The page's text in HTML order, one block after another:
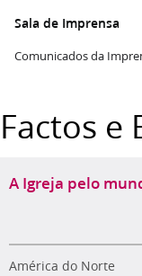
Sala de Imprensa
Comunicados da
Factos e
A Igreja pelo
América do Norte